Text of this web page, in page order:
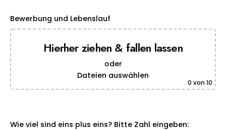
Bewerbung und Lebenslauf
Hierher ziehen & fallen lassen
oder
Dateien auswählen
0 von 10
Wie viel sind eins plus eins? Bitte Zahl eingeben: